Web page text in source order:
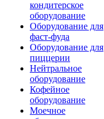
кондитерское
оборудование
Оборудование для
фаст-фуда
Оборудование для
пиццерии
Нейтральное
оборудование
Кофейное
оборудование
Моечное